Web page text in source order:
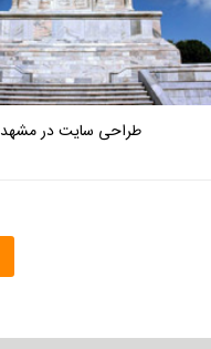
طراحی سایت در مشهد